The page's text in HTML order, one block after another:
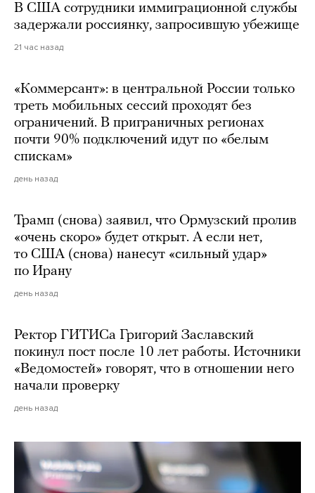
В США сотрудники иммиграционной службы
задержали россиянку, запросившую убежище
21 час назад
«Коммерсант»: в центральной России только
треть мобильных сессий проходят без
ограничений. В приграничных регионах
почти 90% подключений идут по «белым
спискам»
день назад
Трамп (снова) заявил, что Ормузский пролив
«очень скоро» будет открыт. А если нет,
то США (снова) нанесут «сильный удар»
по Ирану
день назад
Ректор ГИТИСа Григорий Заславский
покинул пост после 10 лет работы. Источники
«Ведомостей» говорят, что в отношении него
начали проверку
день назад